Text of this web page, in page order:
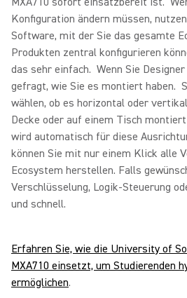
Konfiguration ändern müssen,
Software, mit der Sie das gesamte
Produkten zentral konfigurieren
das sehr einfach. Wenn Sie
gefragt, wie Sie es montiert haben.
wählen, ob es horizontal oder
Decke oder auf einem Tisch
wird automatisch für diese
können Sie mit nur einem Klick alle
Ecosystem herstellen. Falls
Verschlüsselung, Logik-Steuerung
und schnell.
Erfahren Sie, wie die University of
MXA710 einsetzt, um Studierenden
ermöglichen.